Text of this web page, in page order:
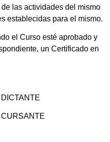
las actividades del mismo
establecidas para el mismo.
el Curso esté aprobado y
un Certificado en